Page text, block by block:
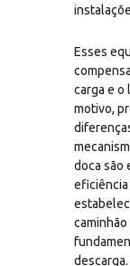
Esses
carga e o
motivo,
doca são
eficiência
descarga.